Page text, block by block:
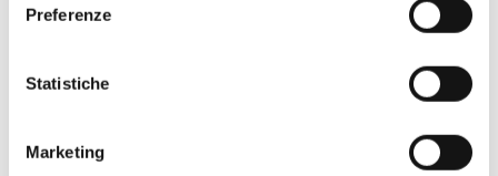
Preferenze
Statistiche
Marketing
Nato nel 1990 con il nome di Rifugio
per amanti dell’outdoor a Roma e nel
l’acquisto un’esperienza formativa e